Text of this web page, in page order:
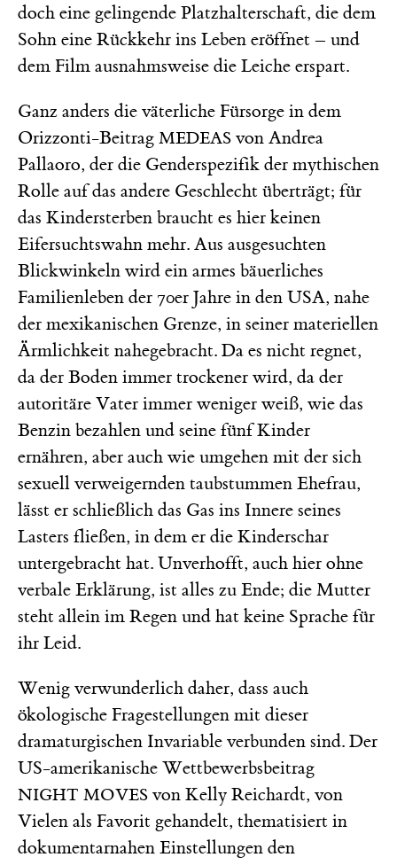
doch eine gelingende Platzhalterschaft, die dem
Sohn eine Rückkehr ins Leben eröffnet – und
dem Film ausnahmsweise die Leiche erspart.
Ganz anders die väterliche Fürsorge in dem
Orizzonti-Beitrag MEDEAS von Andrea
Pallaoro, der die Genderspezifik der mythischen
Rolle auf das andere Geschlecht überträgt; für
das Kindersterben braucht es hier keinen
Eifersuchtswahn mehr. Aus ausgesuchten
Blickwinkeln wird ein armes bäuerliches
Familienleben der 70er Jahre in den USA, nahe
der mexikanischen Grenze, in seiner materiellen
Ärmlichkeit nahegebracht. Da es nicht regnet,
da der Boden immer trockener wird, da der
autoritäre Vater immer weniger weiß, wie das
Benzin bezahlen und seine fünf Kinder
ernähren, aber auch wie umgehen mit der sich
sexuell verweigernden taubstummen Ehefrau,
lässt er schließlich das Gas ins Innere seines
Lasters fließen, in dem er die Kinderschar
untergebracht hat. Unverhofft, auch hier ohne
verbale Erklärung, ist alles zu Ende; die Mutter
steht allein im Regen und hat keine Sprache für
ihr Leid.
Wenig verwunderlich daher, dass auch
ökologische Fragestellungen mit dieser
dramaturgischen Invariable verbunden sind. Der
US-amerikanische Wettbewerbsbeitrag
NIGHT MOVES von Kelly Reichardt, von
Vielen als Favorit gehandelt, thematisiert in
dokumentarnahen Einstellungen den